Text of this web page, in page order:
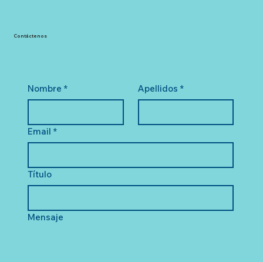
Nombre * Apellidos *
Email *
Título
Mensaje
Contáctenos